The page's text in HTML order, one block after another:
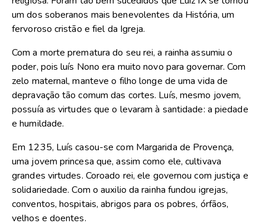
um dos soberanos mais benevolentes da História, um
fervoroso cristão e fiel da Igreja.
Com a morte prematura do seu rei, a rainha assumiu o
poder, pois luís Nono era muito novo para governar. Com
zelo maternal, manteve o filho longe de uma vida de
depravação tão comum das cortes. Luís, mesmo jovem,
possuía as virtudes que o levaram à santidade: a piedade
e humildade.
Em 1235, Luís casou-se com Margarida de Provença,
uma jovem princesa que, assim como ele, cultivava
grandes virtudes. Coroado rei, ele governou com justiça e
solidariedade. Com o auxilio da rainha fundou igrejas,
conventos, hospitais, abrigos para os pobres, órfãos,
velhos e doentes.